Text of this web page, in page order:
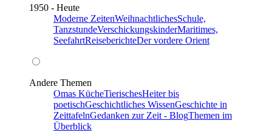
1950 - Heute
Moderne ZeitenWeihnachtlichesSchule,
TanzstundeVerschickungskinderMaritimes,
SeefahrtReiseberichteDer vordere Orient
Andere Themen
Omas KücheTierischesHeiter bis
poetischGeschichtliches WissenGeschichte in
ZeittafelnGedanken zur Zeit - BlogThemen im
Überblick